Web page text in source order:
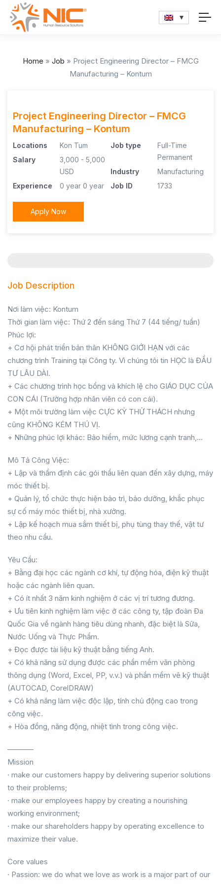
Home » Job » Project Engineering Director – FMCG
Manufacturing – Kontum
Project Engineering Director – FMCG
Manufacturing – Kontum
Locations
Kon Tum
Salary
3,000 - 5,000
USD
Experience
0 year 0 year
Job type
Full-Time
Permanent
Industry
Manufacturing
Job ID
1733
Apply Now
Job Description
Nơi làm việc: Kontum
Thời gian làm việc: Thứ 2 đến sáng Thứ 7 (44 tiếng/ tuần)
Phúc lợi:
+ Cơ hội phát triển bản thân KHÔNG GIỚI HẠN với các
chương trình Training tại Công ty. Vì chúng tôi tin HỌC là ĐẦU
TƯ LÂU DÀI.
+ Các chương trình học bổng và khích lệ cho GIÁO DỤC CỦA
CON CÁI (Trường hợp nhân viên có con cái).
+ Một môi trường làm việc CỰC KỲ THỬ THÁCH nhưng
cũng KHÔNG KÉM THÚ VỊ.
+ Những phúc lợi khác: Bảo hiểm, mức lương cạnh tranh,…
Mô Tả Công Việc:
+ Lập và thẩm định các gói thầu liên quan đến xây dựng, máy
móc thiết bị.
+ Quản lý, tổ chức thực hiện bảo trì, bảo dưỡng, khắc phục
sự cố máy móc thiết bị, nhà xưởng.
+ Lập kế hoạch mua sắm thiết bị, phụ tùng thay thế, vật tư
theo nhu cầu.
Yêu Cầu:
+ Bằng đại học các ngành cơ khí, tự động hóa, điện kỹ thuật
hoặc các ngành liên quan.
+ Có ít nhất 3 năm kinh nghiệm ở các vị trí tương đương.
+ Ưu tiên kinh nghiệm làm việc ở các công ty, tập đoàn Đa
Quốc Gia về ngành hàng tiêu dùng nhanh, đặc biệt là Sữa,
Nước Uống và Thực Phẩm.
+ Đọc được tài liệu kỹ thuật bằng tiếng Anh.
+ Có khả năng sử dụng được các phần mềm văn phòng
thông dụng (Word, Excel, PP, v.v.) và phần mềm vẽ kỹ thuật
(AUTOCAD, CorelDRAW)
+ Có khả năng làm việc độc lập, tính chủ động cao trong
công việc.
+ Hòa đồng, năng động, nhiệt tình trong công việc.
———–
Mission
· make our customers happy by delivering superior solutions
to their problems;
· make our employees happy by creating a nourishing
working environment;
· make our shareholders happy by operating excellence to
maximize their value.
Core values
· Passion: we do what we love as work is a major part of our